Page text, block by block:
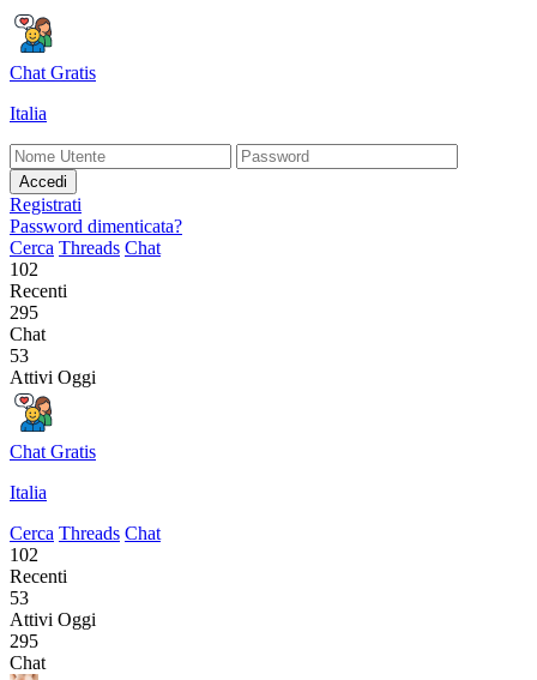
Chat Gratis
Italia
Accedi
Registrati
Password dimenticata?
Cerca Threads Chat
102
Recenti
295
Chat
53
Attivi Oggi
Chat Gratis
Italia
Cerca Threads Chat
102
Recenti
53
Attivi Oggi
295
Chat